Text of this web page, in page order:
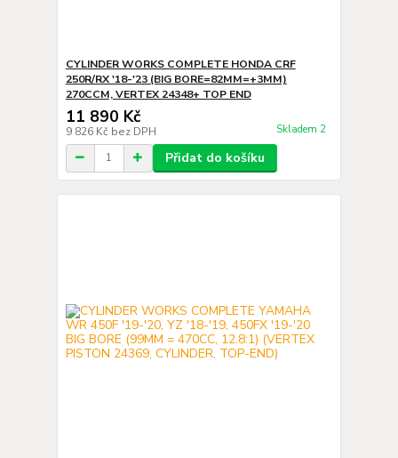
CYLINDER WORKS COMPLETE HONDA CRF
250R/RX '18-'23 (BIG BORE=82MM=+3MM)
270CCM, VERTEX 24348+ TOP END
11 890 Kč
9 826 Kč bez DPH Skladem 2
Přidat do košíku